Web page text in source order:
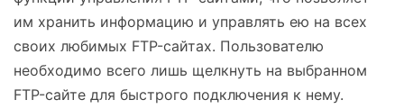
им хранить информацию и управлять ею на всех
своих любимых FTP-сайтах. Пользователю
необходимо всего лишь щелкнуть на выбранном
FTP-сайте для быстрого подключения к нему.